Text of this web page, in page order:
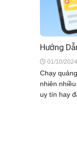
Hướng
01/10/2024
Chạy
nhiên
uy tín hay